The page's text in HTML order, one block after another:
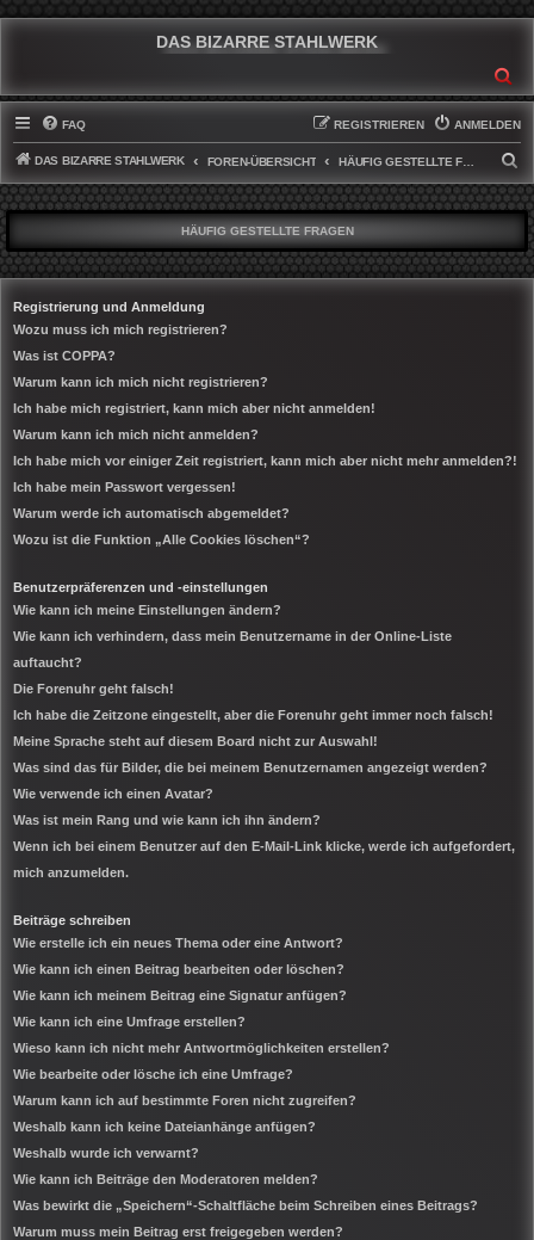
DAS BIZARRE STAHLWERK
FAQ ANMELDEN
REGISTRIEREN
DAS BIZARRE STAHLWERK FOREN-ÜBERSICHT HÄUFIG GESTELLTE FRAGEN
U
C
H
E
HÄUFIG GESTELLTE FRAGEN
Registrierung und Anmeldung
Wozu muss ich mich registrieren?
Was ist COPPA?
Warum kann ich mich nicht registrieren?
Ich habe mich registriert, kann mich aber nicht anmelden!
Warum kann ich mich nicht anmelden?
Ich habe mich vor einiger Zeit registriert, kann mich aber nicht mehr anmelden?!
Ich habe mein Passwort vergessen!
Warum werde ich automatisch abgemeldet?
Wozu ist die Funktion „Alle Cookies löschen“?
Benutzerpräferenzen und -einstellungen
Wie kann ich meine Einstellungen ändern?
Wie kann ich verhindern, dass mein Benutzername in der Online-Liste
auftaucht?
Die Forenuhr geht falsch!
Ich habe die Zeitzone eingestellt, aber die Forenuhr geht immer noch falsch!
Meine Sprache steht auf diesem Board nicht zur Auswahl!
Was sind das für Bilder, die bei meinem Benutzernamen angezeigt werden?
Wie verwende ich einen Avatar?
Was ist mein Rang und wie kann ich ihn ändern?
Wenn ich bei einem Benutzer auf den E-Mail-Link klicke, werde ich aufgefordert,
mich anzumelden.
Beiträge schreiben
Wie erstelle ich ein neues Thema oder eine Antwort?
Wie kann ich einen Beitrag bearbeiten oder löschen?
Wie kann ich meinem Beitrag eine Signatur anfügen?
Wie kann ich eine Umfrage erstellen?
Wieso kann ich nicht mehr Antwortmöglichkeiten erstellen?
Wie bearbeite oder lösche ich eine Umfrage?
Warum kann ich auf bestimmte Foren nicht zugreifen?
Weshalb kann ich keine Dateianhänge anfügen?
Weshalb wurde ich verwarnt?
Wie kann ich Beiträge den Moderatoren melden?
Was bewirkt die „Speichern“-Schaltfläche beim Schreiben eines Beitrags?
Warum muss mein Beitrag erst freigegeben werden?